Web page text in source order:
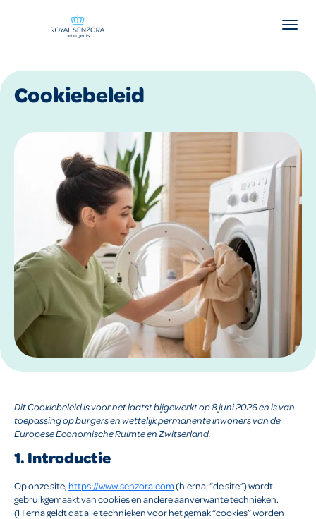
Cookiebeleid
Dit Cookiebeleid is voor het laatst bijgewerkt op 8 juni 2026 en is van
toepassing op burgers en wettelijk permanente inwoners van de
Europese Economische Ruimte en Zwitserland.
1. Introductie
Op onze site,https://www.senzora.com(hierna: “de site”) wordt
gebruikgemaakt van cookies en andere aanverwante technieken.
(Hierna geldt dat alle technieken voor het gemak “cookies” worden